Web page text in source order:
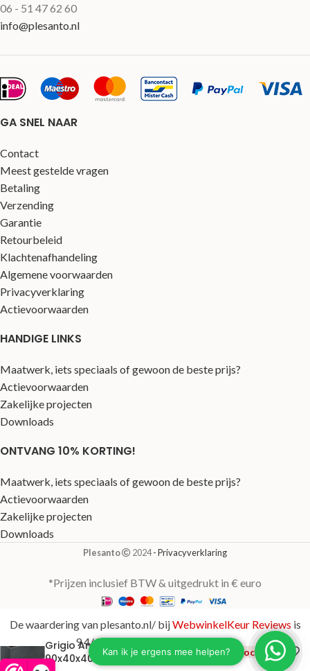
06 - 51 47 62 60
info@plesanto.nl
GA SNEL NAAR
Contact
Meest gestelde vragen
Betaling
Verzending
Garantie
Retourbeleid
Klachtenafhandeling
Algemene voorwaarden
Privacyverklaring
Actievoorwaarden
HANDIGE LINKS
Maatwerk, iets speciaals of gewoon de beste prijs?
Actievoorwaarden
Zakelijke projecten
Downloads
ONTVANG 10% KORTING!
Maatwerk, iets speciaals of gewoon de beste prijs?
Actievoorwaarden
Zakelijke projecten
Downloads
Plesanto 2024- Privacyverklaring
*Prijzen inclusief BTW & uitgedrukt in € euro
Grigio Antraciet
90x40x40 cm
€345,00 Uitverkocht
De waardering van plesanto.nl/ bijWebwinkelKeur Reviews is
9.4/10 gebaseerd op 123 reviews.